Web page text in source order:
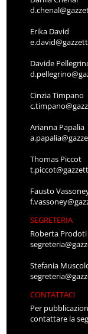
Erika David
Davide
Cinzia Timpano
Arianna Papalia
Thomas Piccot
Fausto
SEGRETERIA
Roberta Prodoti
Stefania
CONTATTACI
Per
contattare la